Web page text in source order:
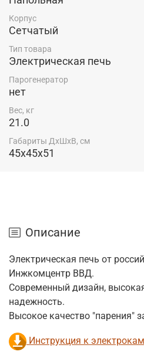
Корпус
Сетчатый
Тип товара
Электрическая печь
Парогенератор
нет
Вес, кг
21.0
Габариты ДхШхВ, см
45x45x51
Описание
Электрическая печь от
Инжкомцентр ВВД.
Современный дизайн,
надежность.
Высокое качество "парения"
Инструкция к